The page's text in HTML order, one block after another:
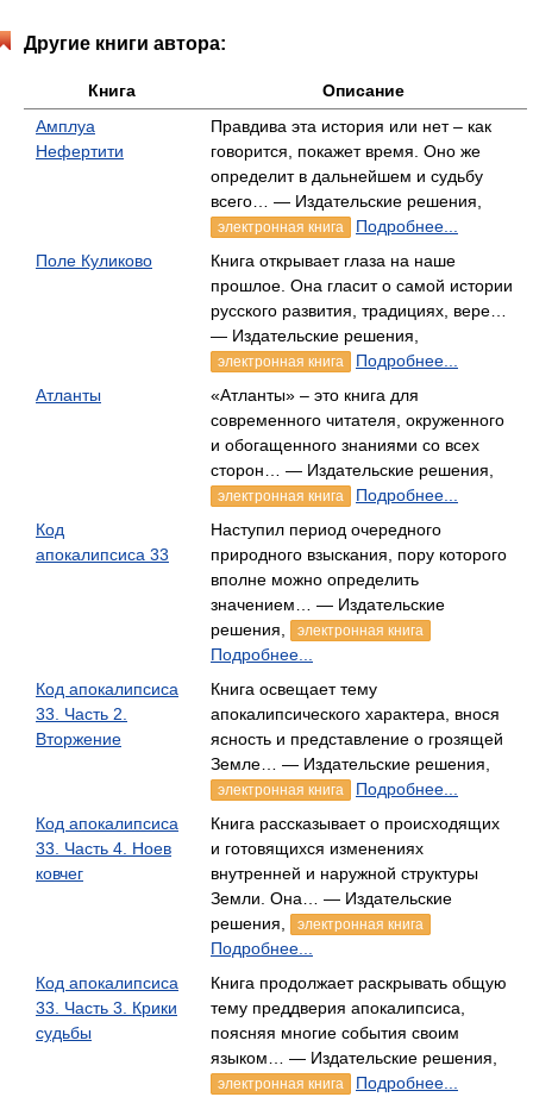
Другие книги автора:
Книга
Описание
Амплуа
Нефертити
Правдива эта история или нет – как
говорится, покажет время. Оно же
определит в дальнейшем и судьбу
всего… — Издательские решения,
электронная книга
Подробнее...
Поле Куликово
Книга открывает глаза на наше
прошлое. Она гласит о самой истории
русского развития, традициях, вере…
— Издательские решения,
электронная книга
Подробнее...
Атланты
«Атланты» – это книга для
современного читателя, окруженного
и обогащенного знаниями со всех
сторон… — Издательские решения,
электронная книга
Подробнее...
Код
апокалипсиса 33
Наступил период очередного
природного взыскания, пору которого
вполне можно определить
значением… — Издательские
решения,
электронная книга
Подробнее...
Код апокалипсиса
33. Часть 2.
Вторжение
Книга освещает тему
апокалипсического характера, внося
ясность и представление о грозящей
Земле… — Издательские решения,
электронная книга
Подробнее...
Код апокалипсиса
33. Часть 4. Ноев
ковчег
Книга рассказывает о происходящих
и готовящихся изменениях
внутренней и наружной структуры
Земли. Она… — Издательские
решения,
электронная книга
Подробнее...
Код апокалипсиса
33. Часть 3. Крики
судьбы
Книга продолжает раскрывать общую
тему преддверия апокалипсиса,
поясняя многие события своим
языком… — Издательские решения,
электронная книга
Подробнее...